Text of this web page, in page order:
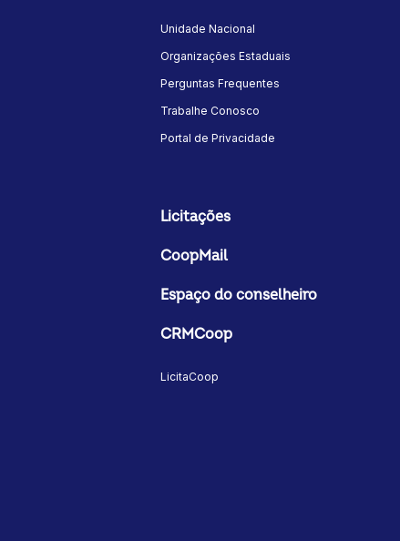
Unidade Nacional
Organizações Estaduais
Perguntas Frequentes
Trabalhe Conosco
Portal de Privacidade
Licitações
CoopMail
Espaço do conselheiro
CRMCoop
LicitaCoop